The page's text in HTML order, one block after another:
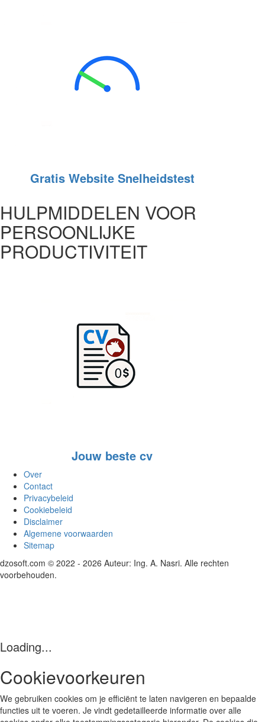
Gratis Website Snelheidstest
HULPMIDDELEN VOOR
PERSOONLIJKE
PRODUCTIVITEIT
Jouw beste cv
Over
Contact
Privacybeleid
Cookiebeleid
Disclaimer
Algemene voorwaarden
Sitemap
dzosoft.com © 2022 - 2026 Auteur: Ing. A. Nasri. Alle rechten
voorbehouden.
Loading...
Cookievoorkeuren
We gebruiken cookies om je efficiënt te laten navigeren en bepaalde
functies uit te voeren. Je vindt gedetailleerde informatie over alle